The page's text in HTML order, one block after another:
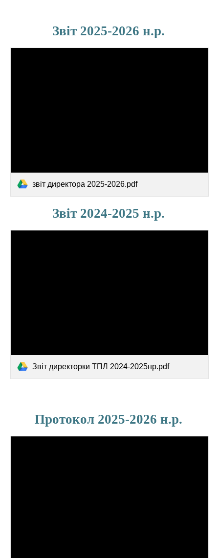
Звіт 2025-2026 н.р.
звіт директора 2025-2026.pdf
Звіт 2024-2025 н.р.
Звіт директорки ТПЛ 2024-2025нр.pdf
Протокол 2025-2026 н.р.